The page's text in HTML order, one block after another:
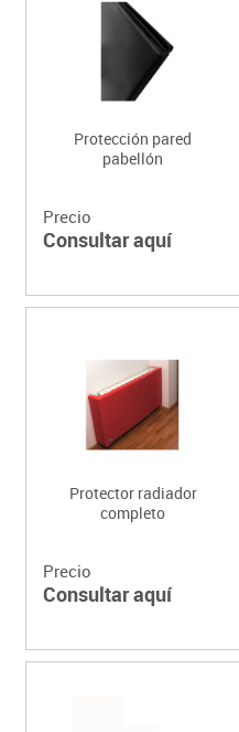
Protección pared
pabellón
Precio
Consultar aquí
Protector radiador
completo
Precio
Consultar aquí